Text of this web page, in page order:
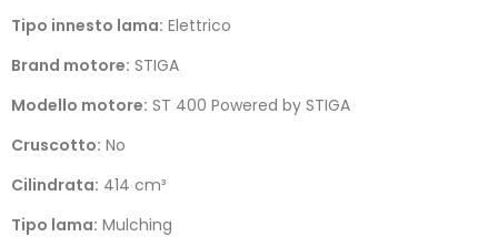
Tipo innesto lama: Elettrico
Brand motore: STIGA
Modello motore: ST 400 Powered by STIGA
Cruscotto: No
Cilindrata: 414 cm³
Tipo lama: Mulching